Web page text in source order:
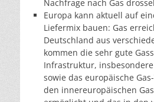
Nachfrage nach Gas
Europa kann aktuell auf
Liefermix bauen: Gas
Deutschland aus
kommen die sehr gute
Infrastruktur,
sowie das europäische
den innereuropäischen